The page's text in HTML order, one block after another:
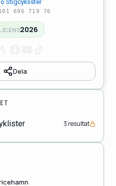
Stigcyklister
696 719 76
LICENS2026
Dela
3 resultat